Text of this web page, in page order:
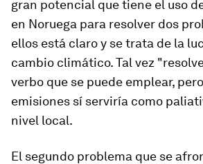
gran potencial que tiene el uso
en Noruega para resolver dos
ellos está claro y se trata de la
cambio climático. Tal vez
verbo que se puede emplear,
emisiones sí serviría como
nivel local.
El segundo problema que se